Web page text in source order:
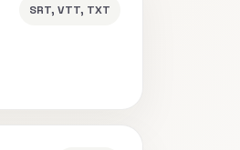
SRT, VTT, TXT